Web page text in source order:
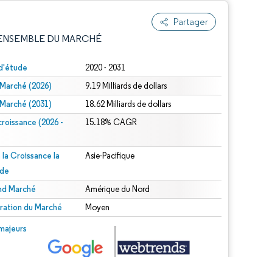
Partager
DU MARCHÉ
2020 - 2031
(2026) 9.19 Milliards de dollars
(2031) 18.62 Milliards de dollars
(2026 -
15.18% CAGR
la Croissance la
Asie-Pacifique
Marché Amérique du Nord
du Marché Moyen
Intelligence. La réutilisation nécessite une attribution sous CC BY 4.0.
sous CC BY 4.0.